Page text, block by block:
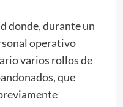
donde, durante un
operativo
varios rollos de
que